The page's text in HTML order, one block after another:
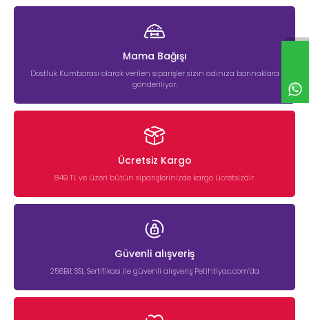
Mama Bağışı
Dostluk Kumbarası olarak verilen siparişler sizin adınıza barınaklara
gönderiliyor.
Ücretsiz Kargo
849 TL ve üzeri bütün siparişlerinizde kargo ücretsizdir.
Güvenli alışveriş
256Bit SSL Sertifikası ile güvenli alışveriş Petihtiyac.com’da